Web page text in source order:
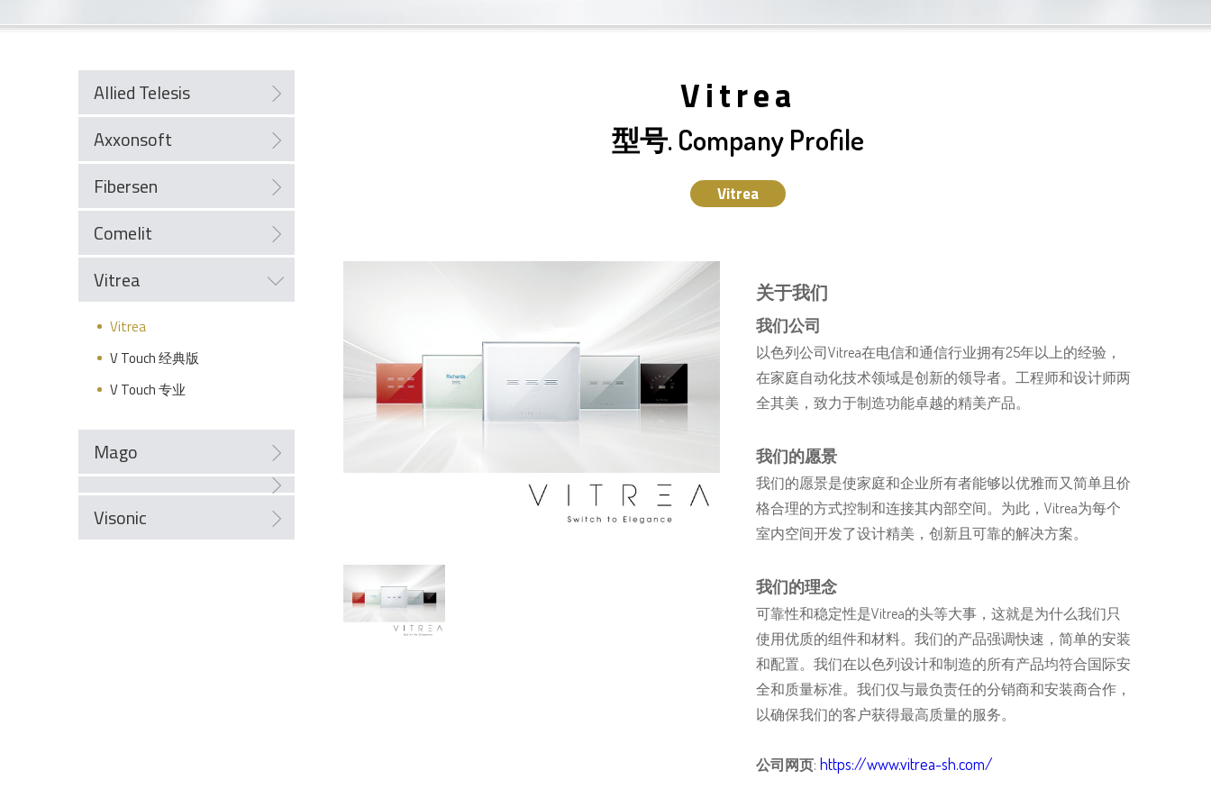
Allied Telesis
Axxonsoft
Fibersen
Comelit
Vitrea
Vitrea
V Touch 经典版
V Touch 专业
Mago
Visonic
Vitrea
型号. Company Profile
Vitrea
关于我们
我们公司
以色列公司Vitrea在电信和通信行业拥有25年以上的经验，
在家庭自动化技术领域是创新的领导者。工程师和设计师两
全其美，致力于制造功能卓越的精美产品。
我们的愿景
我们的愿景是使家庭和企业所有者能够以优雅而又简单且价
格合理的方式控制和连接其内部空间。为此，Vitrea为每个
室内空间开发了设计精美，创新且可靠的解决方案。
我们的理念
可靠性和稳定性是Vitrea的头等大事，这就是为什么我们只
使用优质的组件和材料。我们的产品强调快速，简单的安装
和配置。我们在以色列设计和制造的所有产品均符合国际安
全和质量标准。我们仅与最负责任的分销商和安装商合作，
以确保我们的客户获得最高质量的服务。
公司网页: https://www.vitrea-sh.com/